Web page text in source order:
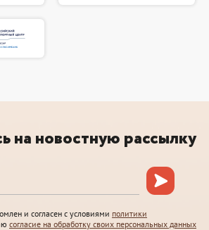
на новостную рассылку
и согласен с условиями политики
согласие на обработку своих персональных данных